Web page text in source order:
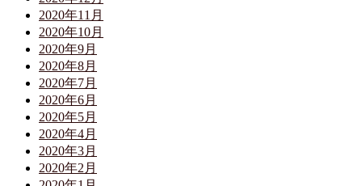
2020年11月
2020年10月
2020年9月
2020年8月
2020年7月
2020年6月
2020年5月
2020年4月
2020年3月
2020年2月